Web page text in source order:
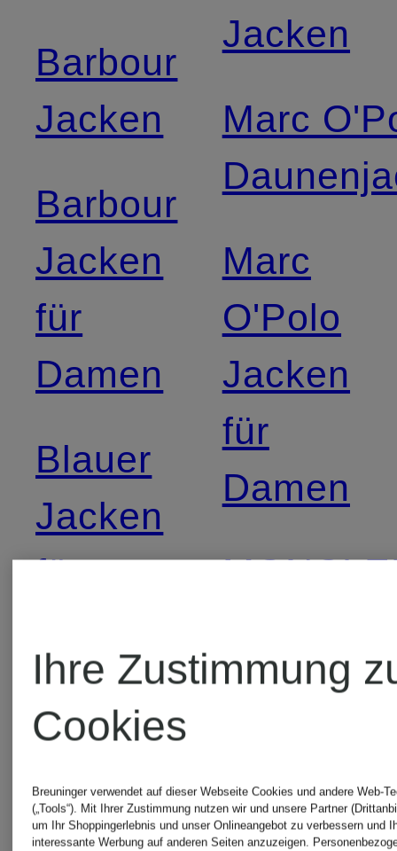
Barbour
Jacken
Barbour
Jacken
für
Damen
Blauer
Jacken
für
BOGNER
für
Jacken
Marc
Marc
O'Polo
Jacken
für
Damen
Herren
Ihre Zustimmung
Cookies
Breuninger verwendet auf dieser Webseite Cookies und andere Web-
(„Tools“). Mit Ihrer Zustimmung nutzen wir und unsere Partner
um Ihr Shoppingerlebnis und unser Onlineangebot zu verbessern und
interessante Werbung auf anderen Seiten anzuzeigen.